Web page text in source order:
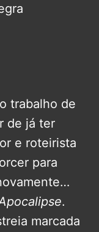
trabalho de
de já ter
e roteirista
para
.
marcada